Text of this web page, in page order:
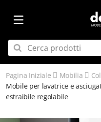
Pagina Iniziale Mobilia
Mobile per lavatrice e
estraibile regolabile